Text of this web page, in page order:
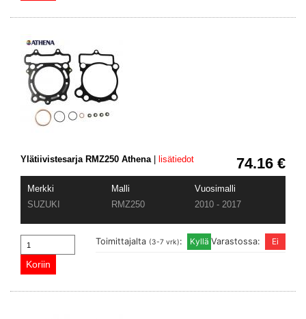
74.16 €
Ylätiivistesarja RMZ250 Athena| lisätiedot
Merkki Malli
Vuosimalli
SUZUKI
RMZ250 2010 - 2017
Varastossa:
Toimittajalta (3-7 vrk):